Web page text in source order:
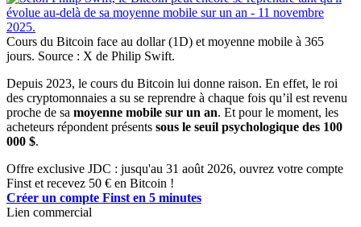
Cours du Bitcoin face au dollar (1D) et moyenne mobile à 365
jours. Source : X de Philip Swift.
Depuis 2023, le cours du Bitcoin lui donne raison. En effet, le roi
des cryptomonnaies a su se reprendre à chaque fois qu’il est revenu
proche de sa moyenne mobile sur un an. Et pour le moment, les
acheteurs répondent présents sous le seuil psychologique des 100
000 $.
Offre exclusive JDC : jusqu'au 31 août 2026, ouvrez votre compte
Finst et recevez 50 € en Bitcoin !
Créer un compte Finst en 5 minutes
Lien commercial